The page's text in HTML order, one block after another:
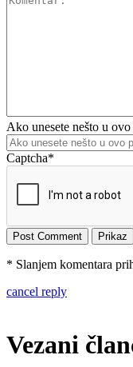
Ako unesete nešto u
Captcha*
* Slanjem komentara
cancel reply
Vezani